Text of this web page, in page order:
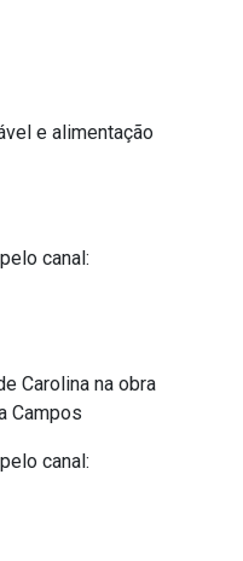
e alimentação
canal:
Carolina na obra
Campos
canal: